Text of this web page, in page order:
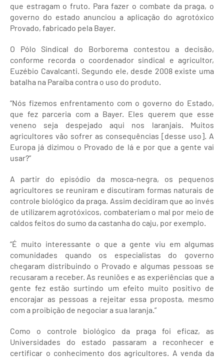
que estragam o fruto. Para fazer o combate da praga, o
governo do estado anunciou a aplicação do agrotóxico
Provado, fabricado pela Bayer.
O Pólo Sindical do Borborema contestou a decisão,
conforme recorda o coordenador sindical e agricultor,
Euzébio Cavalcanti. Segundo ele, desde 2008 existe uma
batalha na Paraíba contra o uso do produto.
“Nós fizemos enfrentamento com o governo do Estado,
que fez parceria com a Bayer. Eles querem que esse
veneno seja despejado aqui nos laranjais. Muitos
agricultores vão sofrer as consequências [desse uso]. A
Europa já dizimou o Provado de lá e por que a gente vai
usar?”
A partir do episódio da mosca-negra, os pequenos
agricultores se reuniram e discutiram formas naturais de
controle biológico da praga. Assim decidiram que ao invés
de utilizarem agrotóxicos, combateriam o mal por meio de
caldos feitos do sumo da castanha do caju, por exemplo.
“É muito interessante o que a gente viu em algumas
comunidades quando os especialistas do governo
chegaram distribuindo o Provado e algumas pessoas se
recusaram a receber. As reuniões e as experiências que a
gente fez estão surtindo um efeito muito positivo de
encorajar as pessoas a rejeitar essa proposta, mesmo
com a proibição de negociar a sua laranja.”
Como o controle biológico da praga foi eficaz, as
Universidades do estado passaram a reconhecer e
certificar o conhecimento dos agricultores. A venda da